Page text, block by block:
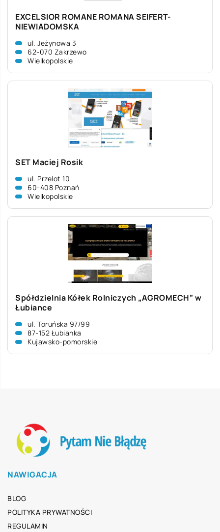
EXCELSIOR ROMANE ROMANA SEIFERT-
NIEWIADOMSKA
ul. Jeżynowa 3
62-070 Zakrzewo
Wielkopolskie
SET Maciej Rosik
ul. Przelot 10
60-408 Poznań
Wielkopolskie
Spółdzielnia Kółek Rolniczych „AGROMECH” w
Łubiance
ul. Toruńska 97/99
87-152 Łubianka
Kujawsko-pomorskie
NAWIGACJA
BLOG
POLITYKA PRYWATNOŚCI
REGULAMIN